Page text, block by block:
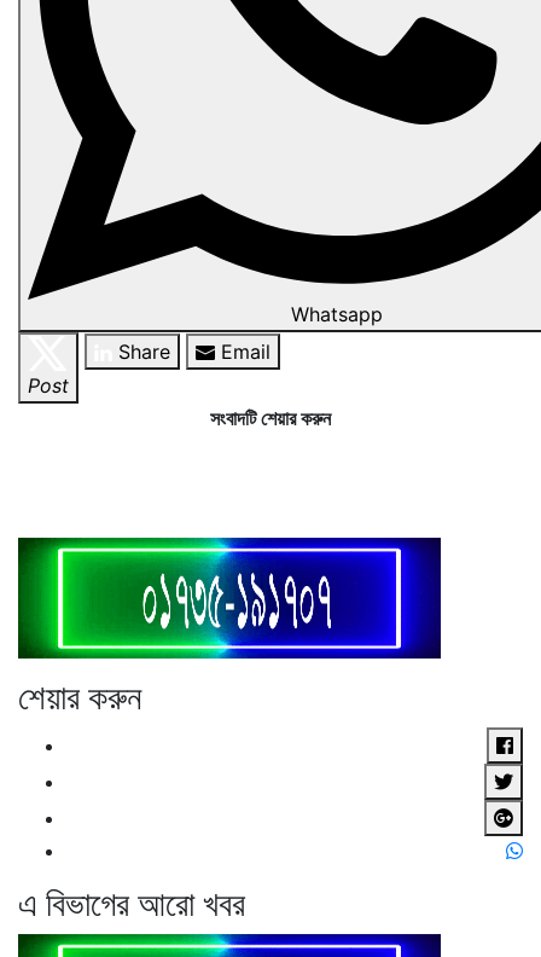
Whatsapp
Post
Share Email
সংবাদটি শেয়ার করুন
শেয়ার করুন
এ বিভাগের আরো খবর